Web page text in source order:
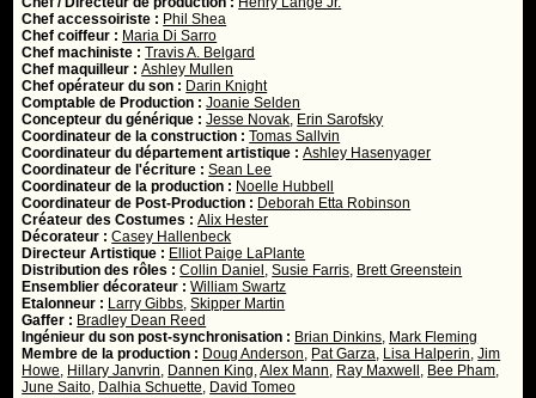
Chef accessoiriste : Phil Shea
Chef coiffeur : Maria Di Sarro
Chef machiniste :Travis A. Belgard
Chef maquilleur :Ashley Mullen
Chef opérateur du son : Darin Knight
Comptable de Production :Joanie Selden
Concepteur du générique :Jesse Novak, Erin Sarofsky
Coordinateur de la construction :Tomas Sallvin
Coordinateur du département artistique :Ashley Hasenyager
Coordinateur de l'écriture :Sean Lee
Coordinateur de la production : Noelle Hubbell
Coordinateur de Post-Production : Deborah Etta Robinson
Créateur des Costumes :Alix Hester
Décorateur :Casey Hallenbeck
Directeur Artistique : Elliot Paige LaPlante
Distribution des rôles :Collin Daniel ,Susie Farris, Brett Greenstein
Ensemblier décorateur :William Swartz
Etalonneur : Larry Gibbs,Skipper Martin
Gaffer : Bradley Dean Reed
Ingénieur du son post-synchronisation : Brian Dinkins, Mark Fleming
Membre de la production : Doug Anderson, Pat Garza, Lisa Halperin,Jim
Howe, Hillary Janvrin, Dannen King,Alex Mann, Ray Maxwell , Bee Pham,
June Saito, Dalhia Schuette, David Tomeo